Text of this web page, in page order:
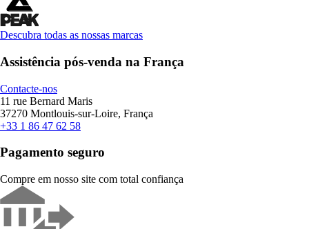
Descubra todas as nossas marcas
Assistência pós-venda na França
Contacte-nos
11 rue Bernard Maris
37270 Montlouis-sur-Loire, França
+33 1 86 47 62 58
Pagamento seguro
Compre em nosso site com total confiança